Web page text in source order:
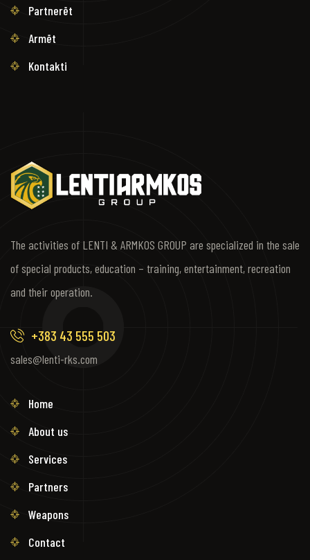
Partnerët
Armët
Kontakti
The activities of LENTI & ARMKOS GROUP are specialized in the sale
of special products, education – training, entertainment, recreation
and their operation.
+383 43 555 503
sales@lenti-rks.com
Home
About us
Services
Partners
Weapons
Contact